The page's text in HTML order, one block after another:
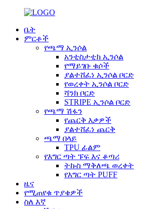
ቤት
ምርቶች
የጫማ ኢንሶል
አንቲስታቲክ ኢንሶል
የማይገቡ ቁሶች
ያልተሸፈነ ኢንሶል ቦርድ
የወረቀት ኢንሶል ቦርድ
ሻንክ ቦርድ
STRIPE ኢንሶል ቦርድ
የጫማ ሽፋን
የጨርቅ እቃዎች
ያልተሸፈነ ጨርቅ
ጫማ በላይ
TPU ፊልም
የእግር ጣት ፑፍ እና ቆጣሪ
ትኩስ ማቅለጫ ወረቀት
የእግር ጣት PUFF
ዜና
የሚጠየቁ ጥያቄዎች
ስለ እኛ